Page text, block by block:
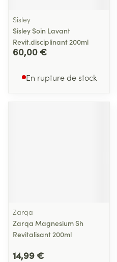
Sisley
Sisley Soin Lavant
Revit.disciplinant 200ml
60,00 €
En rupture de stock
Zarqa
Zarqa Magnesium Sh
Revitalisant 200ml
14,99 €